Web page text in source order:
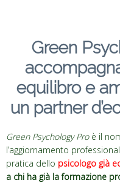
Green
equilibro e
un partner
Green Psychology Proè il
l’aggiornamento
pratica dello psicologo già
a chi ha già la formazione